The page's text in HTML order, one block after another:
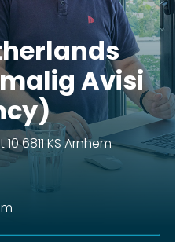
Avisi
6811 KS Arnhem